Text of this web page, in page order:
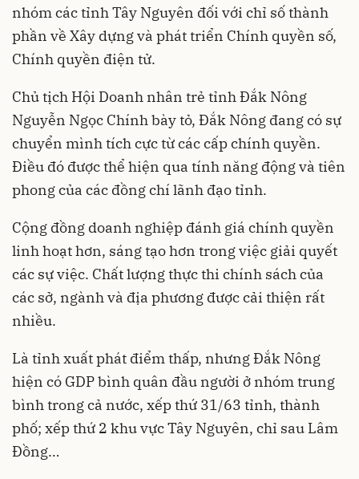
nhóm các tỉnh Tây Nguyên đối với chỉ số thành
phần về Xây dựng và phát triển Chính quyền số,
Chính quyền điện tử.
Chủ tịch Hội Doanh nhân trẻ tỉnh Đắk Nông
Nguyễn Ngọc Chính bày tỏ, Đắk Nông đang có sự
chuyển mình tích cực từ các cấp chính quyền.
Điều đó được thể hiện qua tính năng động và tiên
phong của các đồng chí lãnh đạo tỉnh.
Cộng đồng doanh nghiệp đánh giá chính quyền
linh hoạt hơn, sáng tạo hơn trong việc giải quyết
các sự việc. Chất lượng thực thi chính sách của
các sở, ngành và địa phương được cải thiện rất
nhiều.
Là tỉnh xuất phát điểm thấp, nhưng Đắk Nông
hiện có GDP bình quân đầu người ở nhóm trung
bình trong cả nước, xếp thứ 31/63 tỉnh, thành
phố; xếp thứ 2 khu vực Tây Nguyên, chỉ sau Lâm
Đồng…